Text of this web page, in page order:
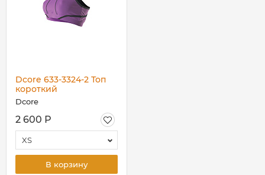
Dcore 633-3324-2 Топ
короткий
Dcore
2 600 Р
XS
В корзину